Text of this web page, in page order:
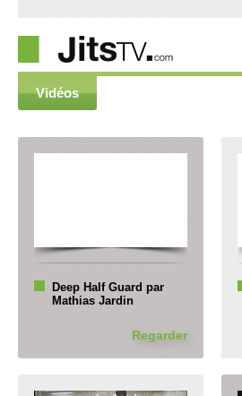
Vidéos
Deep Half Guard par
Mathias Jardin
Regarder